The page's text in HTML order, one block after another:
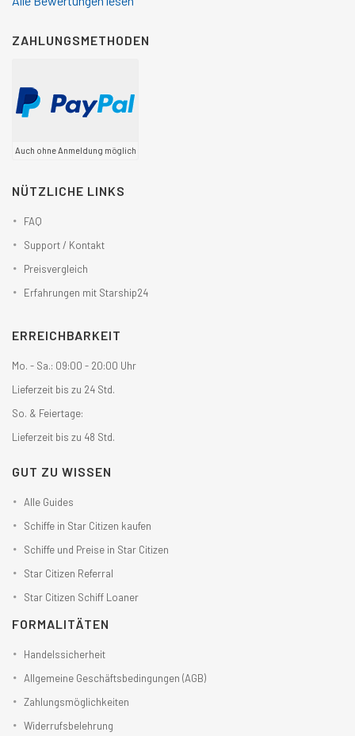
ZAHLUNGSMETHODEN
Auch ohne Anmeldung möglich
NÜTZLICHE LINKS
FAQ
Support / Kontakt
Preisvergleich
Erfahrungen mit Starship24
ERREICHBARKEIT
Mo. - Sa.: 09:00 - 20:00 Uhr
Lieferzeit bis zu 24 Std.
So. & Feiertage:
Lieferzeit bis zu 48 Std.
GUT ZU WISSEN
Alle Guides
Schiffe in Star Citizen kaufen
Schiffe und Preise in Star Citizen
Star Citizen Referral
Star Citizen Schiff Loaner
FORMALITÄTEN
Handelssicherheit
Allgemeine Geschäftsbedingungen (AGB)
Zahlungsmöglichkeiten
Widerrufsbelehrung